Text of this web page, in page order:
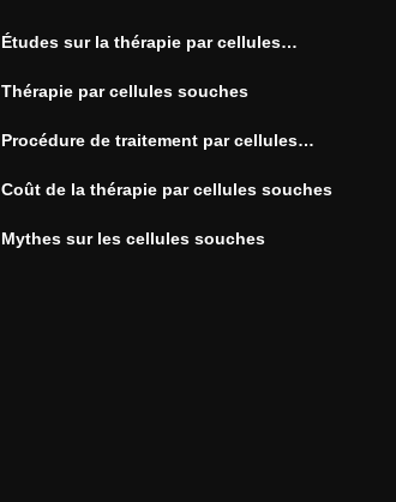
Études sur la thérapie par cellules
Thérapie par cellules souches
Procédure de traitement par cellules
Coût de la thérapie par cellules souches
Mythes sur les cellules souches